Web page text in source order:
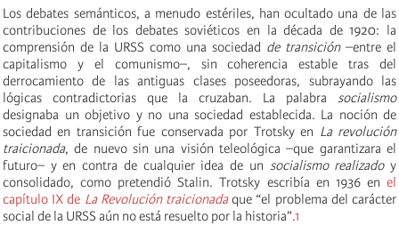
Los debates semánticos, a menudo estériles, han ocultado una de las
contribuciones de los debates soviéticos en la década de 1920: la
comprensión de la URSS como una sociedad de transición–entre el
capitalismo y el comunismo–, sin coherencia estable tras del
derrocamiento de las antiguas clases poseedoras, subrayando las
lógicas contradictorias que la cruzaban. La palabra socialismo
designaba un objetivo y no una sociedad establecida. La noción de
sociedad en transición fue conservada por Trotsky en La revolución
traicionada, de nuevo sin una visión teleológica –que garantizara el
futuro– y en contra de cualquier idea de un socialismo realizadoy
consolidado, como pretendió Stalin. Trotsky escribía en 1936 en el
capítulo IX de La Revolución traicionadaque “el problema del carácter
social de la URSS aún no está resuelto por la historia”.1